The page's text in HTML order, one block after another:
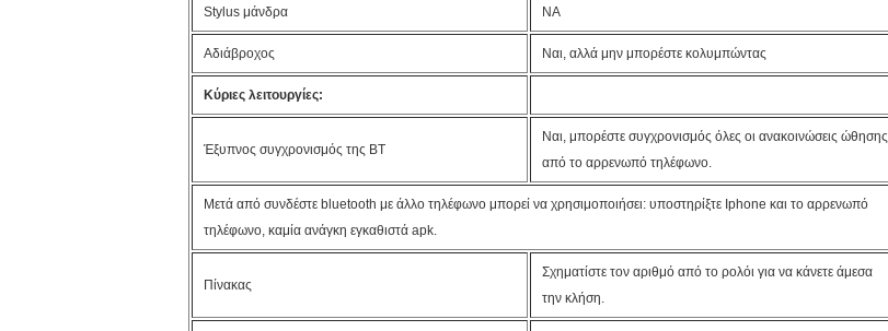
Stylus μάνδρα NA
Αδιάβροχος Ναι, αλλά μην μπορέστε κολυμπώντας
Κύριες λειτουργίες:
Έξυπνος συγχρονισμός της BT
Ναι, μπορέστε συγχρονισμός όλες οι ανακοινώσεις ώθησης
από το αρρενωπό τηλέφωνο.
Μετά από συνδέστε bluetooth με άλλο τηλέφωνο μπορεί να χρησιμοποιήσει: υποστηρίξτε Iphone και το αρρενωπό
τηλέφωνο, καμία ανάγκη εγκαθιστά apk.
Πίνακας
Σχηματίστε τον αριθμό από το ρολόι για να κάνετε άμεσα
την κλήση.